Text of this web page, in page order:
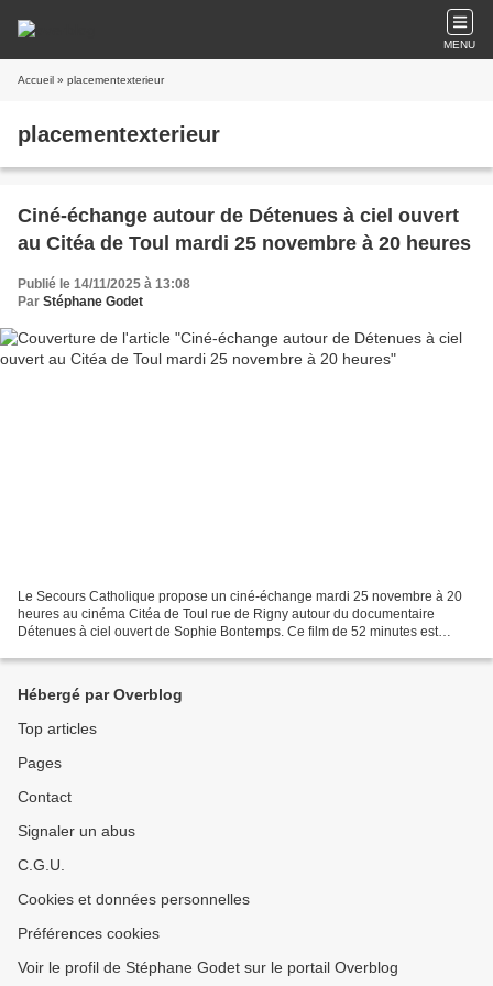
MENU
Accueil » placementexterieur
placementexterieur
Ciné-échange autour de Détenues à ciel ouvert
au Citéa de Toul mardi 25 novembre à 20 heures
Publié le 14/11/2025 à 13:08
Par Stéphane Godet
Le Secours Catholique propose un ciné-échange mardi 25 novembre à 20
heures au cinéma Citéa de Toul rue de Rigny autour du documentaire
Détenues à ciel ouvert de Sophie Bontemps. Ce film de 52 minutes est
Hébergé par Overblog
Top articles
Pages
Contact
Signaler un abus
C.G.U.
Cookies et données personnelles
Préférences cookies
Voir le profil de Stéphane Godet sur le portail Overblog